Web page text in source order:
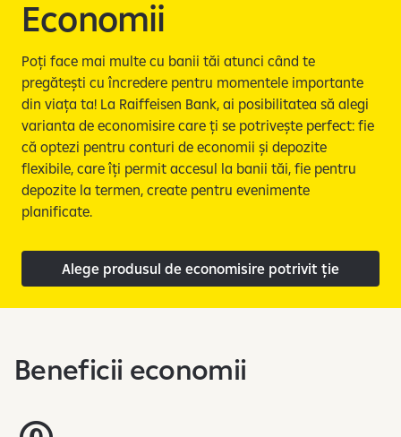
Economii
Poți face mai multe cu banii tăi atunci când te
pregătești cu încredere pentru momentele importante
din viața ta! La Raiffeisen Bank, ai posibilitatea să alegi
varianta de economisire care ți se potrivește perfect: fie
că optezi pentru conturi de economii și depozite
flexibile, care îți permit accesul la banii tăi, fie pentru
depozite la termen, create pentru evenimente
planificate.
Alege produsul de economisire potrivit ție
Beneficii economii